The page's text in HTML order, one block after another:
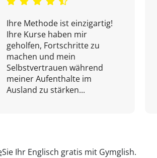
Ihre Methode ist einzigartig!
Ihre Kurse haben mir
geholfen, Fortschritte zu
machen und mein
Selbstvertrauen während
meiner Aufenthalte im
Ausland zu stärken...
Sie Ihr Englisch gratis mit Gymglish.